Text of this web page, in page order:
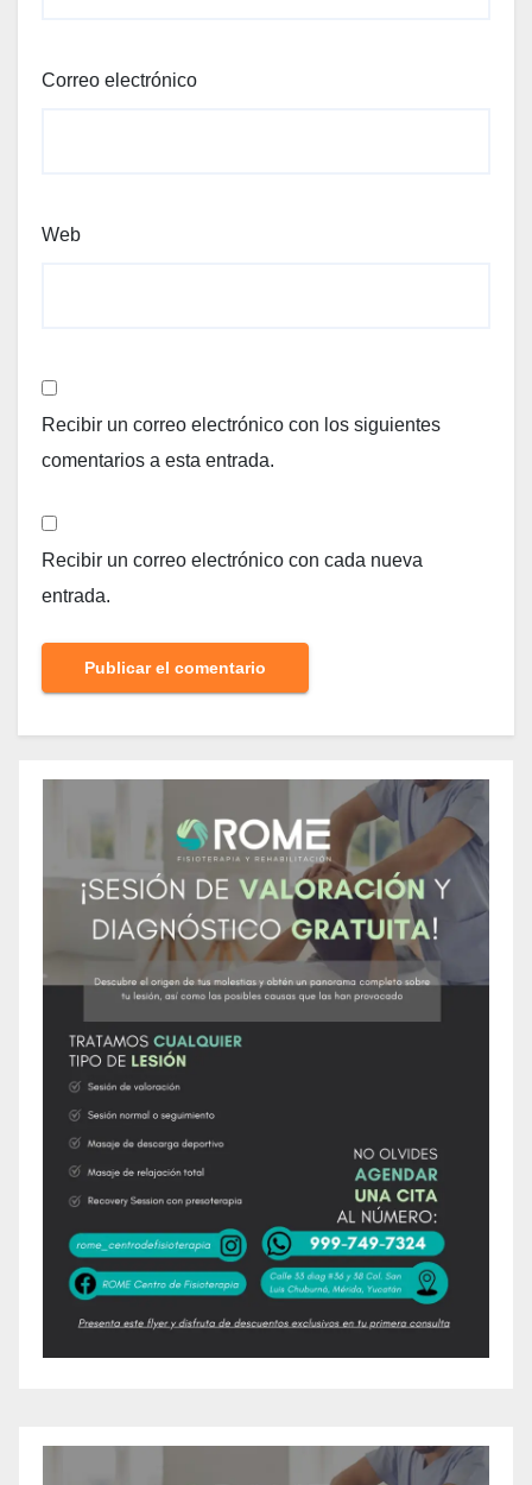
Correo electrónico
Web
Recibir un correo electrónico con los siguientes
comentarios a esta entrada.
Recibir un correo electrónico con cada nueva
entrada.